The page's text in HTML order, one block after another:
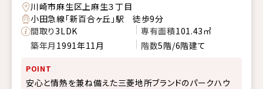
川崎市麻生区上麻生３丁目
小田急線「新百合ヶ丘」駅 徒歩9分
間取り3LDK 専有面積101.43㎡
築年月 1991年11月 階数5階/6階建て
POINT
安心と情熱を兼ね備えた三菱地所ブランドのパークハウ